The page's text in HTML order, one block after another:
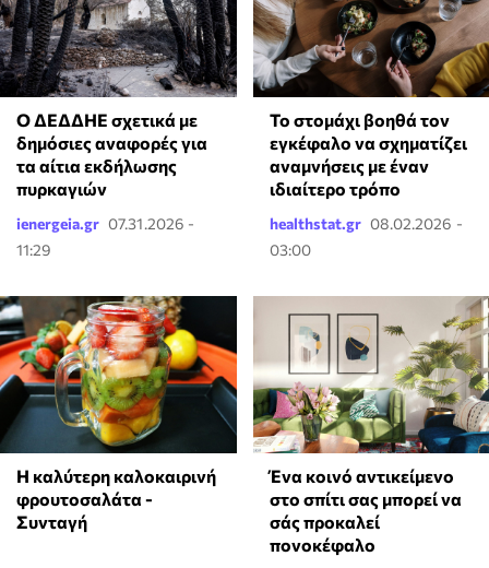
Ο ΔΕΔΔΗΕ σχετικά με
δημόσιες αναφορές για
τα αίτια εκδήλωσης
πυρκαγιών
ienergeia.gr 07.31.2026 -
11:29
Το στομάχι βοηθά τον
εγκέφαλο να σχηματίζει
αναμνήσεις με έναν
ιδιαίτερο τρόπο
healthstat.gr 08.02.2026 -
03:00
Η καλύτερη καλοκαιρινή
φρουτοσαλάτα -
Συνταγή
Ένα κοινό αντικείμενο
στο σπίτι σας μπορεί να
σάς προκαλεί
πονοκέφαλο